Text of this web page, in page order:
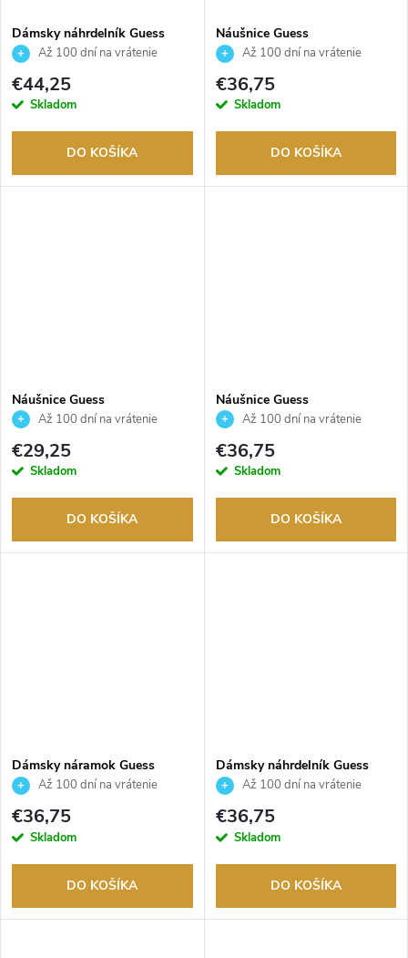
Dámsky náhrdelník Guess
JUBN03035JWRHT
Až 100 dní na vrátenie
tovaru. Autorizovaný predajca.
€44,25
Skladom
DO KOŠÍKA
Náušnice Guess
JUBE02135JWRHT
Až 100 dní na vrátenie
tovaru. Autorizovaný predajca.
€36,75
Skladom
DO KOŠÍKA
Náušnice Guess
JUBE03145JWRHT
Až 100 dní na vrátenie
€29,25
Skladom
DO KOŠÍKA
Náušnice Guess
JUBE03136JWRHT
Až 100 dní na vrátenie
€36,75
Skladom
DO KOŠÍKA
Dámsky náramok Guess
JUBB03125JWYGS
Až 100 dní na vrátenie
tovaru. Autorizovaný predajca.
€36,75
Skladom
DO KOŠÍKA
Dámsky náhrdelník Guess
JUBN02245JWRHT
Až 100 dní na vrátenie
tovaru. Autorizovaný predajca.
€36,75
Skladom
DO KOŠÍKA